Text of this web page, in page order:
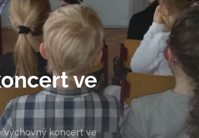
ve
výchovný koncert ve